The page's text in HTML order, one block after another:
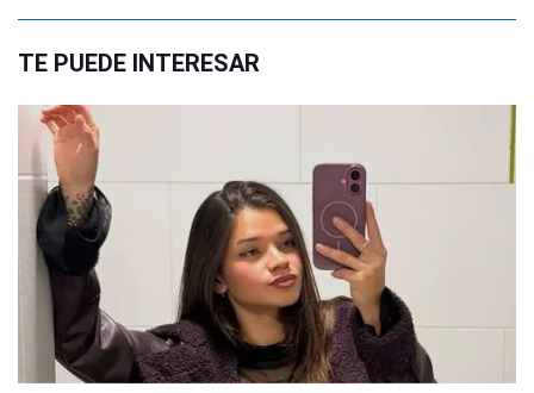
TE PUEDE INTERESAR